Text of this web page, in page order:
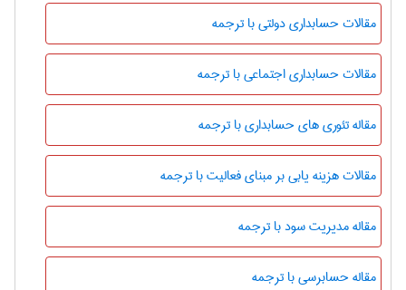
مقالات حسابداری دولتی با ترجمه
مقالات حسابداری اجتماعی با ترجمه
مقاله تئوری های حسابداری با ترجمه
مقالات هزینه یابی بر مبنای فعالیت با ترجمه
مقاله مدیریت سود با ترجمه
مقاله حسابرسی با ترجمه